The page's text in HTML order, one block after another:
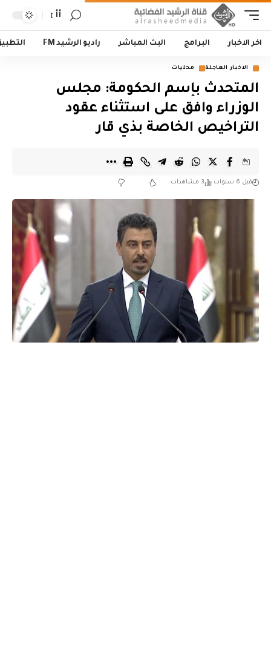
أأ
اخر الاخبار البرامج البث المباشر راديو الرشيد FM
الاخبار العاجلة محليات
المتحدث بإسم الحكومة: مجلس
الوزراء وافق على استثناء عقود
التراخيص الخاصة بذي قار
قبل 6 سنوات 3 مشاهدات